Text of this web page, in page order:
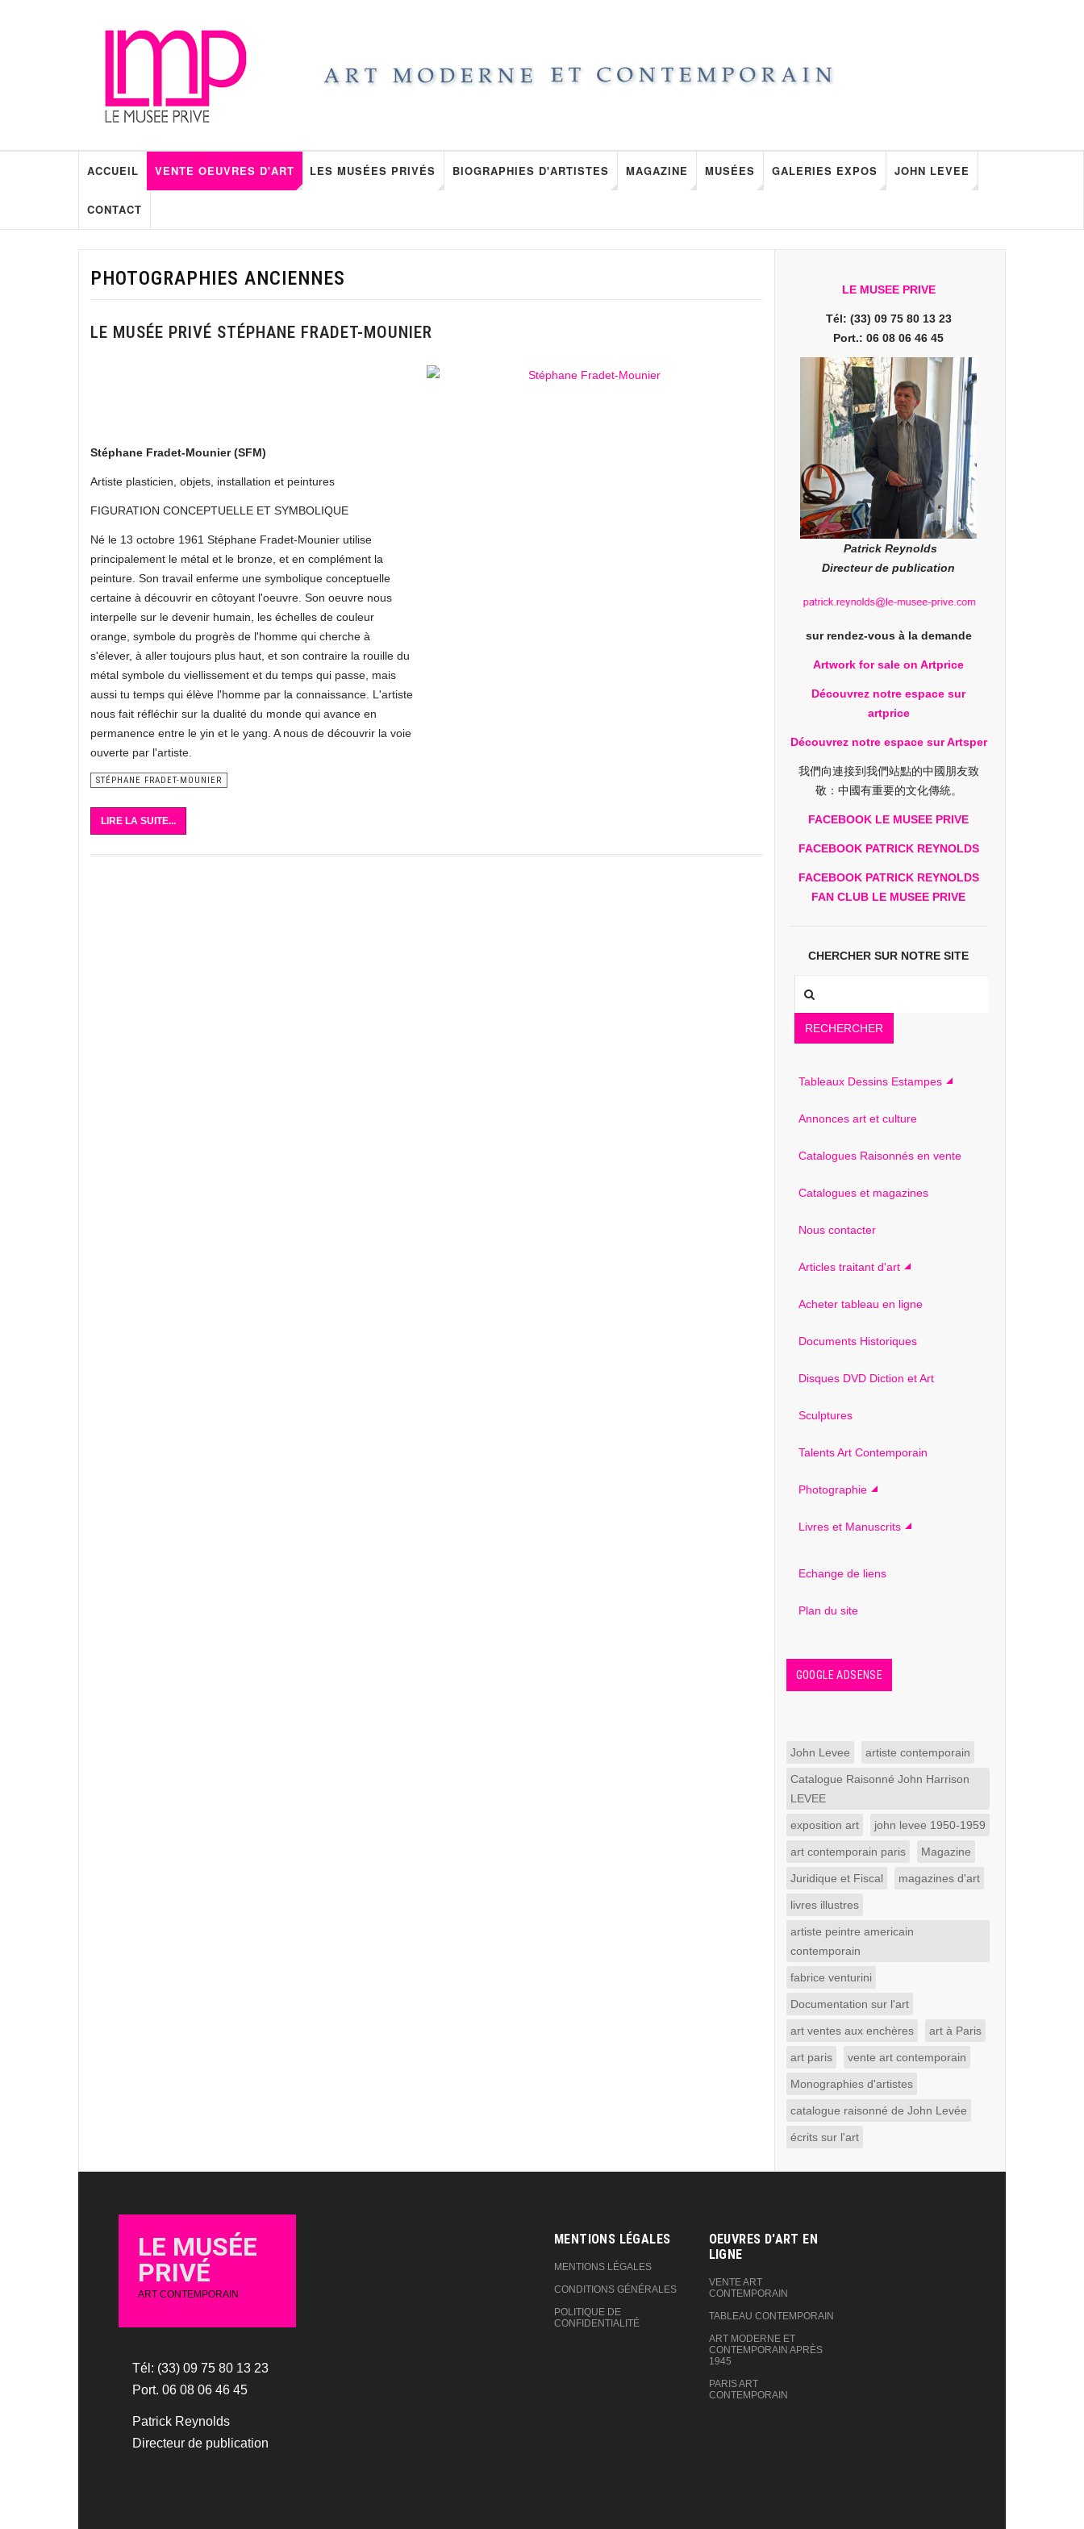
ACCUEIL VENTE OEUVRES D'ART LES MUSÉES PRIVÉS BIOGRAPHIES D'ARTISTES MAGAZINE MUSÉES GALERIES EXPOS JOHN LEVEE
CONTACT
PHOTOGRAPHIES ANCIENNES
LE MUSÉE PRIVÉ STÉPHANE FRADET-MOUNIER
Stéphane Fradet-Mounier (SFM)
Artiste plasticien, objets, installation et peintures
FIGURATION CONCEPTUELLE ET SYMBOLIQUE
Né le 13 octobre 1961 Stéphane Fradet-Mounier utilise
principalement le métal et le bronze, et en complément la
peinture. Son travail enferme une symbolique conceptuelle
certaine à découvrir en côtoyant l'oeuvre. Son oeuvre nous
interpelle sur le devenir humain, les échelles de couleur
orange, symbole du progrès de l'homme qui cherche à
s'élever, à aller toujours plus haut, et son contraire la rouille du
métal symbole du viellissement et du temps qui passe, mais
aussi tu temps qui élève l'homme par la connaissance. L'artiste
nous fait réfléchir sur la dualité du monde qui avance en
permanence entre le yin et le yang. A nous de découvrir la voie
ouverte par l'artiste.
STÉPHANE FRADET-MOUNIER
LIRE LA SUITE...
LE MUSEE PRIVE
Tél: (33) 09 75 80 13 23
Port.: 06 08 06 46 45
Patrick Reynolds
Directeur de publication
sur rendez-vous à la demande
Artwork for sale on Artprice
Découvrez notre espace sur
artprice
Découvrez notre espace sur Artsper
我們向連接到我們站點的中國朋友致
敬：中國有重要的文化傳統。
FACEBOOK LE MUSEE PRIVE
FACEBOOK PATRICK REYNOLDS
FACEBOOK PATRICK REYNOLDS
FAN CLUB LE MUSEE PRIVE
CHERCHER SUR NOTRE SITE
RECHERCHER
Tableaux Dessins Estampes
Annonces art et culture
Catalogues Raisonnés en vente
Catalogues et magazines
Nous contacter
Articles traitant d'art
Acheter tableau en ligne
Documents Historiques
Disques DVD Diction et Art
Sculptures
Talents Art Contemporain
Photographie
Livres et Manuscrits
Echange de liens
Plan du site
GOOGLE ADSENSE
John Levee artiste contemporain
Catalogue Raisonné John Harrison
LEVEE
exposition art john levee 1950-1959
art contemporain paris Magazine
Juridique et Fiscal magazines d'art
livres illustres
artiste peintre americain
contemporain
fabrice venturini
Documentation sur l'art
art ventes aux enchères art à Paris
art paris vente art contemporain
Monographies d'artistes
catalogue raisonné de John Levée
écrits sur l'art
LE MUSÉE
PRIVÉ
ART CONTEMPORAIN
Tél: (33) 09 75 80 13 23
Port. 06 08 06 46 45
Patrick Reynolds
Directeur de publication
MENTIONS LÉGALES
MENTIONS LÉGALES
CONDITIONS GÉNÉRALES
POLITIQUE DE
CONFIDENTIALITÉ
OEUVRES D'ART EN
LIGNE‎
VENTE ART
CONTEMPORAIN
TABLEAU CONTEMPORAIN
ART MODERNE ET
CONTEMPORAIN APRÈS
1945
PARIS ART
CONTEMPORAIN